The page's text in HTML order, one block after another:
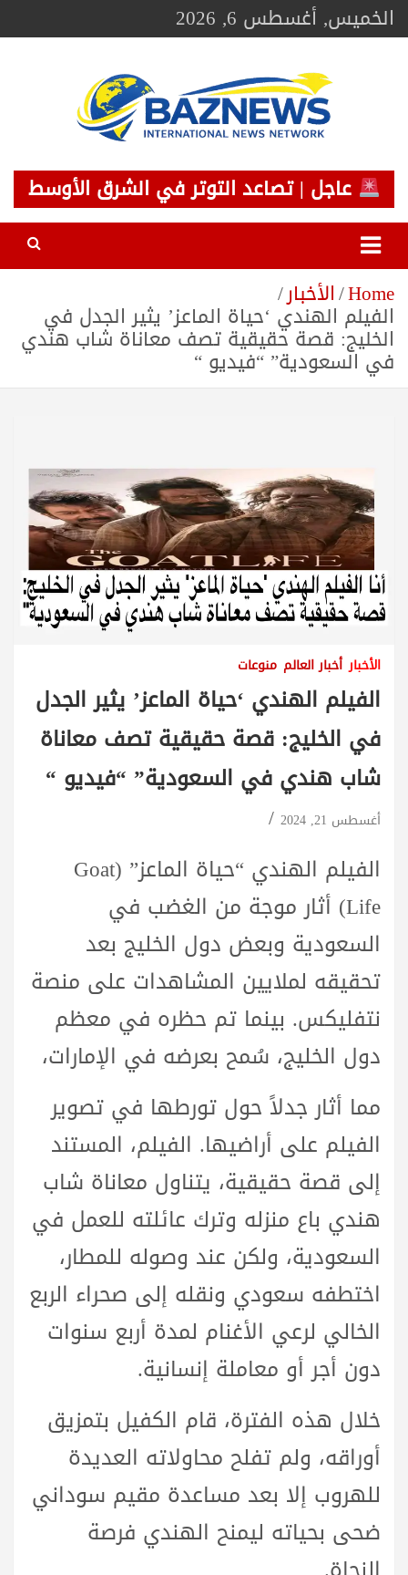
Skip
toالخميس, أغسطس 6, 2026
BAZNEWS
شبكة باز الإخبارية
عاجل | تصاعد التوتر في الشرق الأوسط
Home الأخبار
الفيلم الهندي ‘حياة الماعز’ يثير الجدل في
الخليج: قصة حقيقية تصف معاناة شاب هندي
في السعودية” “فيديو “
الأخبار أخبار العالم منوعات
الفيلم الهندي ‘حياة الماعز’ يثير الجدل
في الخليج: قصة حقيقية تصف معاناة
شاب هندي في السعودية” “فيديو “
أغسطس 21, 2024
الفيلم الهندي “حياة الماعز” (Goat
Life) أثار موجة من الغضب في
السعودية وبعض دول الخليج بعد
تحقيقه لملايين المشاهدات على منصة
نتفليكس. بينما تم حظره في معظم
دول الخليج، سُمح بعرضه في الإمارات،
مما أثار جدلاً حول تورطها في تصوير
الفيلم على أراضيها. الفيلم، المستند
إلى قصة حقيقية، يتناول معاناة شاب
هندي باع منزله وترك عائلته للعمل في
السعودية، ولكن عند وصوله للمطار،
اختطفه سعودي ونقله إلى صحراء الربع
الخالي لرعي الأغنام لمدة أربع سنوات
دون أجر أو معاملة إنسانية.
خلال هذه الفترة، قام الكفيل بتمزيق
أوراقه، ولم تفلح محاولاته العديدة
للهروب إلا بعد مساعدة مقيم سوداني
ضحى بحياته ليمنح الهندي فرصة